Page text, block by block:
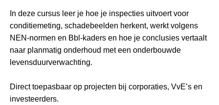
In deze cursus leer je hoe je inspecties uitvoert voor
conditiemeting, schadebeelden herkent, werkt volgens
NEN-normen en Bbl‑kaders en hoe je conclusies vertaalt
naar planmatig onderhoud met een onderbouwde
levensduurverwachting.
Direct toepasbaar op projecten bij corporaties, VvE’s en
investeerders.